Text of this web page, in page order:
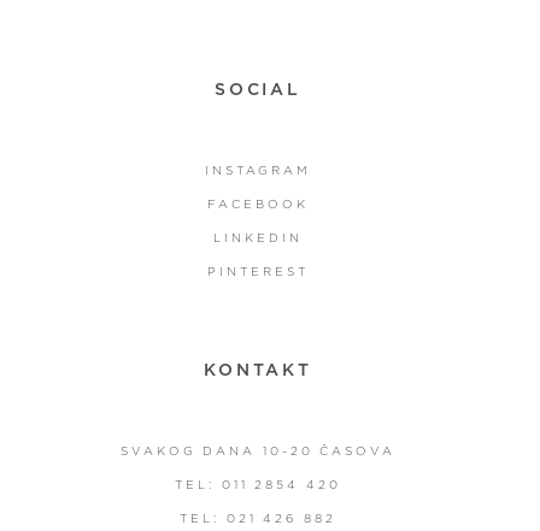
SOCIAL
INSTAGRAM
FACEBOOK
LINKEDIN
PINTEREST
KONTAKT
SVAKOG DANA 10-20 ČASOVA
TEL: 011 2854 420
TEL: 021 426 882